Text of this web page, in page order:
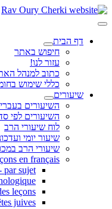
דף הבית
חיפוש באתר
עזור לנו!
כתוב למנהל
כללי שימוש
שיעורים
השיעורים
השיעורים לפי
לוח שיעורי הרב
שיעור יומי
שיעורי הרב
en français
par sujet
leçons
juives